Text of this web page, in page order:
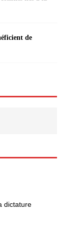
de
dictature